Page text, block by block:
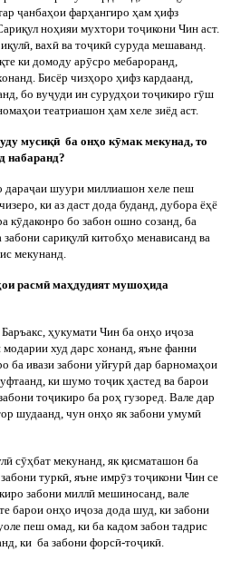
ҷанбаҳои фарҳангиро ҳам ҳифз
ноҳияи мухтори тоҷикони Чин аст.
ӣ , вахӣ ва тоҷикӣ суруда мешаванд.
ки домоду арӯсро мебароранд,
Бисёр чизҳоро ҳифз кардаанд,
бо вуҷуди ин сурудҳои тоҷикиро гӯш
театриашон ҳам хеле зиёд аст.
мусиқӣ ба онҳо кӯмак мекунад, то
набаранд?
дараҷаи шуури миллиашон хеле пеш
ки аз даст дода буданд, дубора ёҳё
кӯдаконро бо забон ошно созанд, ба
забони сариқулӣ китобҳо менависанд ва
мекунанд.
расмӣ маҳдудият мушоҳида
ҳукумати Чин ба онҳо иҷоза
модарии худ дарс хонанд, яъне фанни
ба ивази забони уйғурӣ дар барномаҳои
ки шумо тоҷик ҳастед ва барои
тоҷикиро ба роҳ гузоред. Вале дар
шудаанд, чун онҳо як забони умумӣ
ӣ сӯҳбат мекунанд, як қисматашон ба
туркӣ , яъне имрӯз тоҷикони Чин се
забони миллӣ мешиносанд, вале
барои онҳо иҷоза дода шуд, ки забони
пеш омад, ки ба кадом забон тадрис
ки ба забони форсӣ-тоҷикӣ